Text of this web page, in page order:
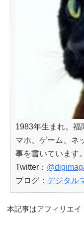
1983年生まれ。福
マホ、ゲーム、ネ
事を書いています。
Twitter：
ブログ： デジタル
本記事はアフィリエ